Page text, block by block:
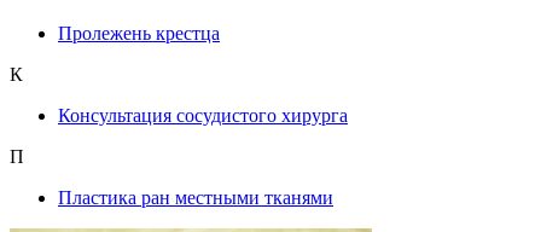
Пролежень крестца
К
Консультация сосудистого хирурга
П
Пластика ран местными тканями